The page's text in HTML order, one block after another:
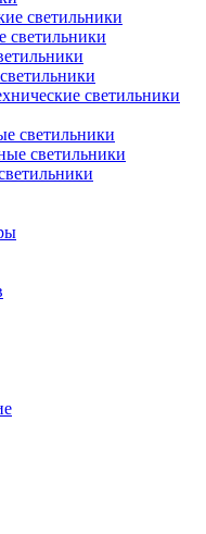
светильники
светильники
светильники
светильники
светильники